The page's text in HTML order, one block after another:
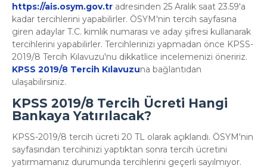
https://ais.osym.gov.tr adresinden 25 Aralık saat 23.59'a
kadar tercihlerini yapabilirler. ÖSYM'nin tercih sayfasına
giren adaylar T.C. kimlik numarası ve aday şifresi kullanarak
tercihlerini yapabilirler. Tercihlerinizi yapmadan önce KPSS-
2019/8 Tercih Kılavuzu'nu dikkatlice incelemenizi öneririz.
KPSS 2019/8 Tercih Kılavuzuna bağlantıdan
ulaşabilirsiniz.
KPSS 2019/8 Tercih Ücreti Hangi
Bankaya Yatırılacak?
KPSS-2019/8 tercih ücreti 20 TL olarak açıklandı. ÖSYM'nin
sayfasından tercihinizi yaptıktan sonra tercih ücretini
yatırmamanız durumunda tercihlerini geçerli sayılmıyor.